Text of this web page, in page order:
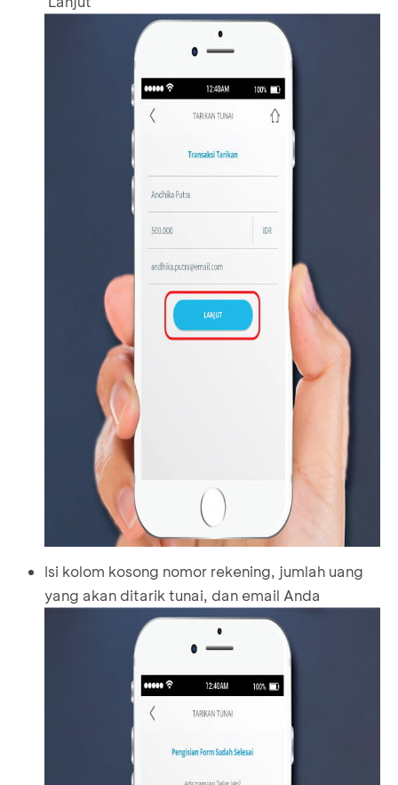
Isi kolom kosong nomor rekening, jumlah uang
yang akan ditarik tunai, dan email Anda